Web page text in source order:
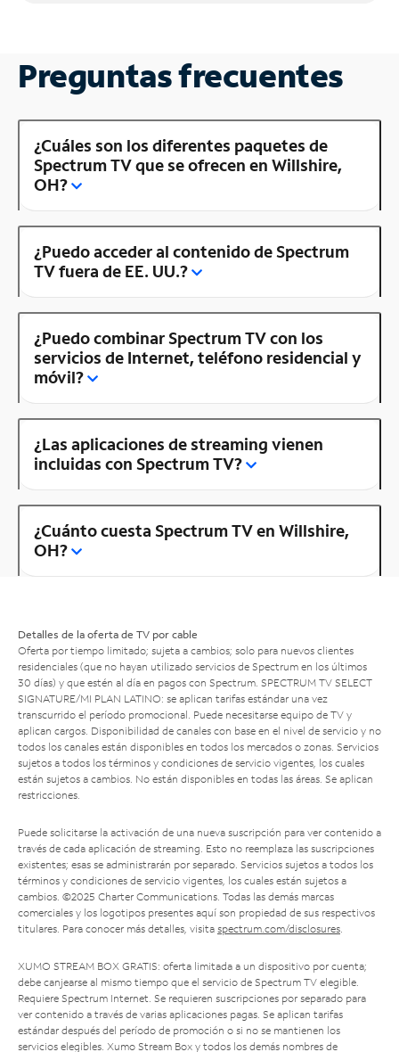
Preguntas frecuentes
¿Cuáles son los diferentes paquetes de
Spectrum TV que se ofrecen en Willshire,
OH?
¿Puedo acceder al contenido de Spectrum
TV fuera de EE. UU.?
¿Puedo combinar Spectrum TV con los
servicios de Internet, teléfono residencial y
móvil?
¿Las aplicaciones de streaming vienen
incluidas con Spectrum TV?
¿Cuánto cuesta Spectrum TV en Willshire,
OH?
Detalles de la oferta de TV por cable
Oferta por tiempo limitado; sujeta a cambios; solo para nuevos clientes
residenciales (que no hayan utilizado servicios de Spectrum en los últimos
30 días) y que estén al día en pagos con Spectrum. SPECTRUM TV SELECT
SIGNATURE/MI PLAN LATINO: se aplican tarifas estándar una vez
transcurrido el período promocional. Puede necesitarse equipo de TV y
aplican cargos. Disponibilidad de canales con base en el nivel de servicio y no
todos los canales están disponibles en todos los mercados o zonas. Servicios
sujetos a todos los términos y condiciones de servicio vigentes, los cuales
están sujetos a cambios. No están disponibles en todas las áreas. Se aplican
restricciones.
Puede solicitarse la activación de una nueva suscripción para ver contenido a
través de cada aplicación de streaming. Esto no reemplaza las suscripciones
existentes; esas se administrarán por separado. Servicios sujetos a todos los
términos y condiciones de servicio vigentes, los cuales están sujetos a
cambios. ©2025 Charter Communications. Todas las demás marcas
comerciales y los logotipos presentes aquí son propiedad de sus respectivos
titulares. Para conocer más detalles, visita spectrum.com/disclosures.
XUMO STREAM BOX GRATIS: oferta limitada a un dispositivo por cuenta;
debe canjearse al mismo tiempo que el servicio de Spectrum TV elegible.
Requiere Spectrum Internet. Se requieren suscripciones por separado para
ver contenido a través de varias aplicaciones pagas. Se aplican tarifas
estándar después del período de promoción o si no se mantienen los
servicios elegibles. Xumo Stream Box y todos los demás nombres de